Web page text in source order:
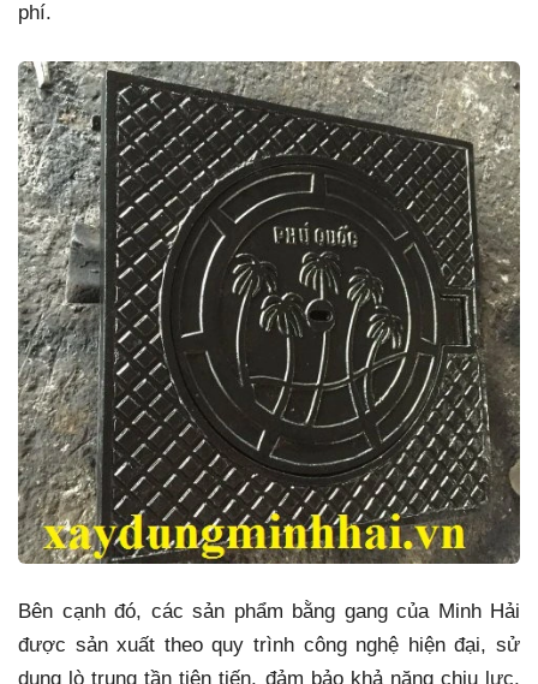
phí.
Bên cạnh đó, các sản phẩm bằng gang của Minh Hải
được sản xuất theo quy trình công nghệ hiện đại, sử
dụng lò trung tần tiên tiến, đảm bảo khả năng chịu lực,